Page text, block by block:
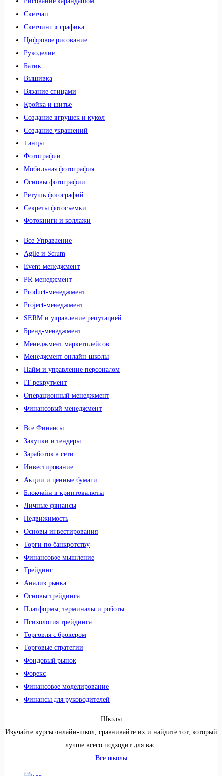
Скетчап
Скетчинг и графика
Цифровое рисование
Рукоделие
Батик
Вышивка
Вязание спицами
Кройка и шитье
Создание игрушек и кукол
Создание украшений
Танцы
Фотографии
Мобильная фотография
Основы фотографии
Ретушь фотографий
Секреты фотосъемки
Фотокниги и коллажи
Все Управление
Agile и Scrum
Event-менеджмент
PR-менеджмент
Product-менеджмент
Project-менеджмент
SERM и управление репутацией
Бренд-менеджмент
Менеджмент маркетплейсов
Менеджмент онлайн-школы
Найм и управление персоналом
IT-рекрутмент
Операционный менеджмент
Финансовый менеджмент
Все Финансы
Закупки и тендеры
Заработок в сети
Инвестирование
Акции и ценные бумаги
Блокчейн и криптовалюты
Личные финансы
Недвижимость
Основы инвестирования
Торги по банкротству
Финансовое мышление
Трейдинг
Анализ рынка
Основы трейдинга
Платформы, терминалы и роботы
Психология трейдинга
Торговля с брокером
Торговые стратегии
Фондовый рынок
Форекс
Финансовое моделирование
Финансы для руководителей
Школы
Изучайте курсы онлайн-школ, сравнивайте их и найдите тот, который
лучше всего подходит для вас.
Все школы